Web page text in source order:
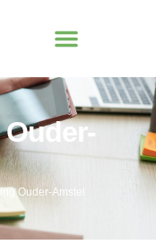
Ouder-Amstel